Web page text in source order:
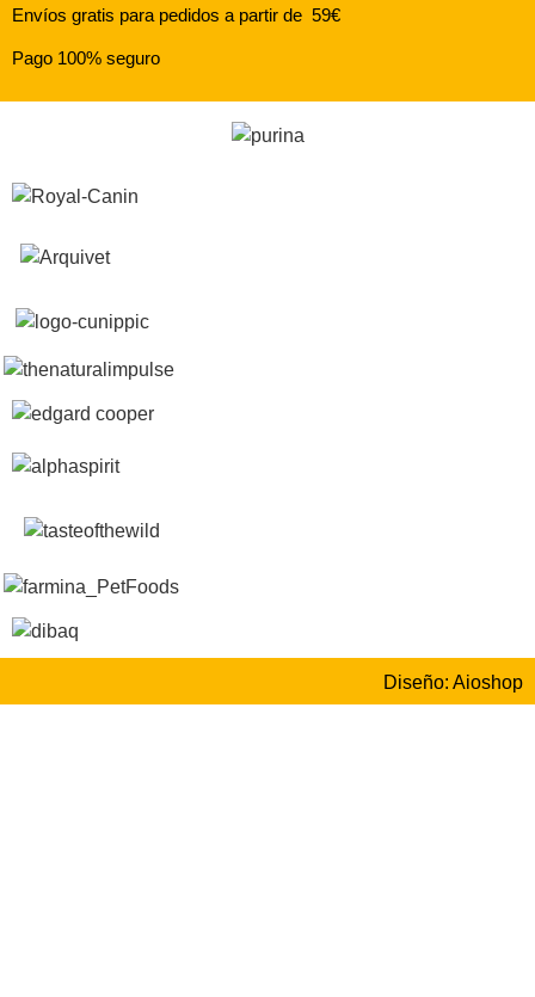
Envíos gratis para pedidos a partir de 59€
Pago 100% seguro
Diseño: Aioshop